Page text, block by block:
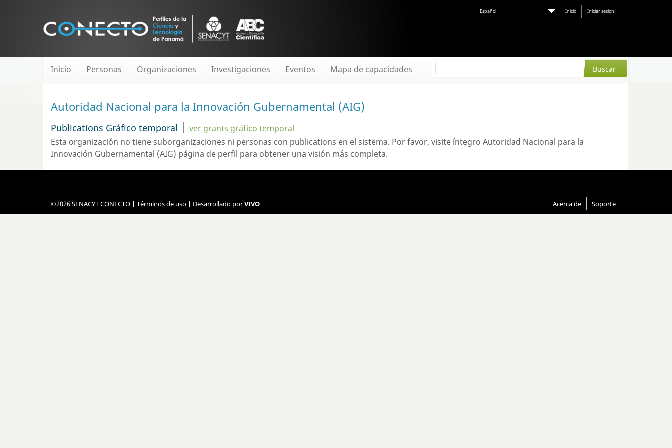
Español Inicio Iniciar sesión
Inicio Personas Organizaciones Investigaciones Eventos Mapa de capacidades
Autoridad Nacional para la Innovación Gubernamental (AIG)
Publications Gráfico temporal | ver grants gráfico temporal
Esta organización no tiene suborganizaciones ni personas con publications en el sistema. Por favor, visite íntegro Autoridad Nacional para la
Innovación Gubernamental (AIG) página de perfil para obtener una visión más completa.
©2026 SENACYT CONECTO | Términos de uso | Desarrollado porVIVO Acerca de Soporte